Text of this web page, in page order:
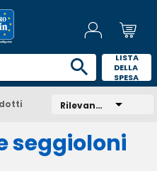
LISTA
DELLA
SPESA
Rilevanza
seggioloni